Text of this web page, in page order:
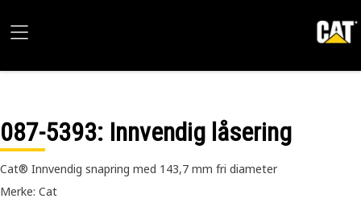
087-5393: Innvendig låsering
Cat® Innvendig snapring med 143,7 mm fri diameter
Merke: Cat